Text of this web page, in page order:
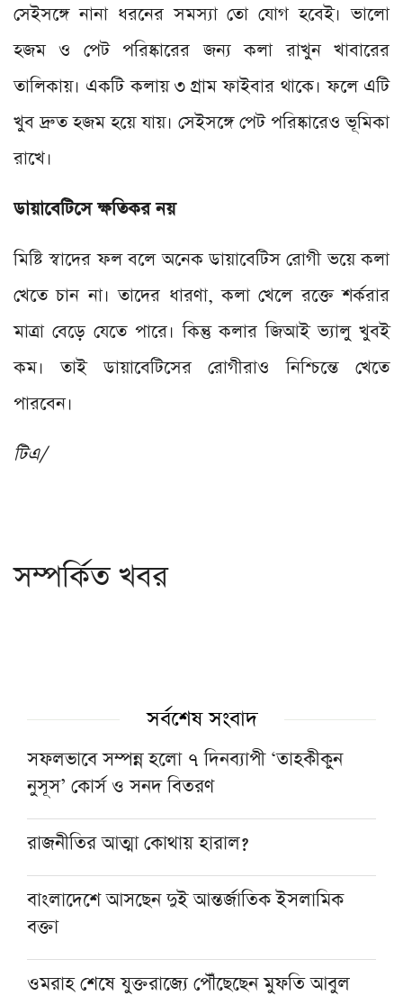
সেইসঙ্গে নানা ধরনের সমস্যা তো যোগ হবেই। ভালো
হজম ও পেট পরিষ্কারের জন্য কলা রাখুন খাবারের
তালিকায়। একটি কলায় ৩ গ্রাম ফাইবার থাকে। ফলে এটি
খুব দ্রুত হজম হয়ে যায়। সেইসঙ্গে পেট পরিষ্কারেও ভূমিকা
রাখে।
ডায়াবেটিসে ক্ষতিকর নয়
মিষ্টি স্বাদের ফল বলে অনেক ডায়াবেটিস রোগী ভয়ে কলা
খেতে চান না। তাদের ধারণা, কলা খেলে রক্তে শর্করার
মাত্রা বেড়ে যেতে পারে। কিন্তু কলার জিআই ভ্যালু খুবই
কম। তাই ডায়াবেটিসের রোগীরাও নিশ্চিন্তে খেতে
পারবেন।
টিএ/
সম্পর্কিত খবর
সর্বশেষ সংবাদ
সফলভাবে সম্পন্ন হলো ৭ দিনব্যাপী ‘তাহকীকুন
নুসূস’ কোর্স ও সনদ বিতরণ
রাজনীতির আত্মা কোথায় হারাল?
বাংলাদেশে আসছেন দুই আন্তর্জাতিক ইসলামিক
বক্তা
ওমরাহ শেষে যুক্তরাজ্যে পৌঁছেছেন মুফতি আবুল